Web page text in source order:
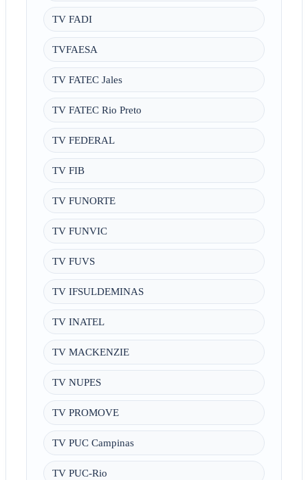
TV FADI
TVFAESA
TV FATEC Jales
TV FATEC Rio Preto
TV FEDERAL
TV FIB
TV FUNORTE
TV FUNVIC
TV FUVS
TV IFSULDEMINAS
TV INATEL
TV MACKENZIE
TV NUPES
TV PROMOVE
TV PUC Campinas
TV PUC-Rio